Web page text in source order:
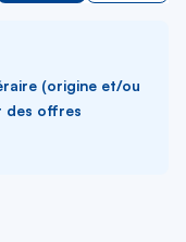
(origine et/ou
des offres